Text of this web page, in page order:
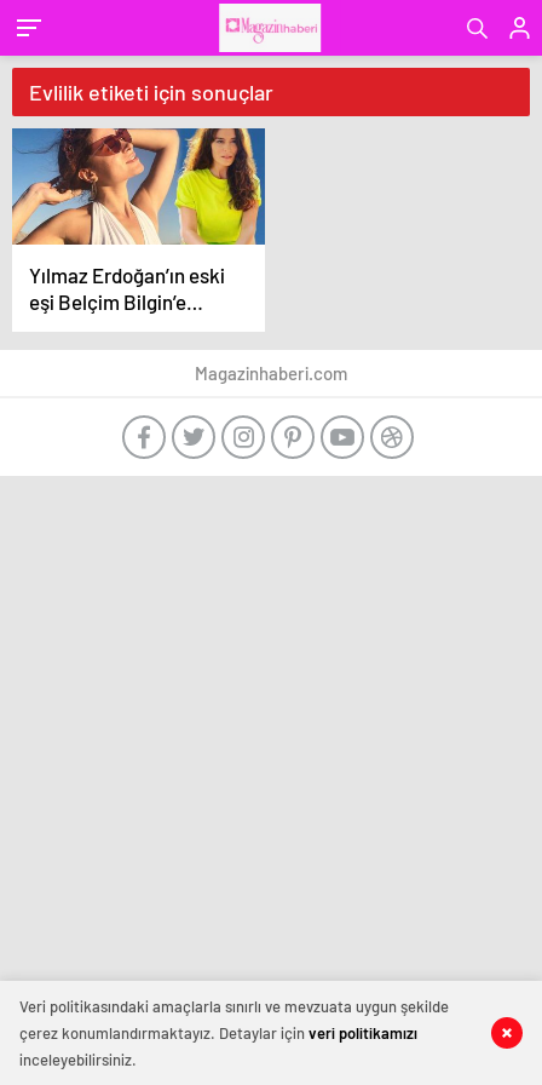
Evlilik etiketi için sonuçlar
Yılmaz Erdoğan’ın eski
eşi Belçim Bilgin’e
‘evlilik’ sorusu!
Magazinhaberi.com
Veri politikasındaki amaçlarla sınırlı ve mevzuata uygun şekilde
çerez konumlandırmaktayız. Detaylar içinveri politikamızı
inceleyebilirsiniz.